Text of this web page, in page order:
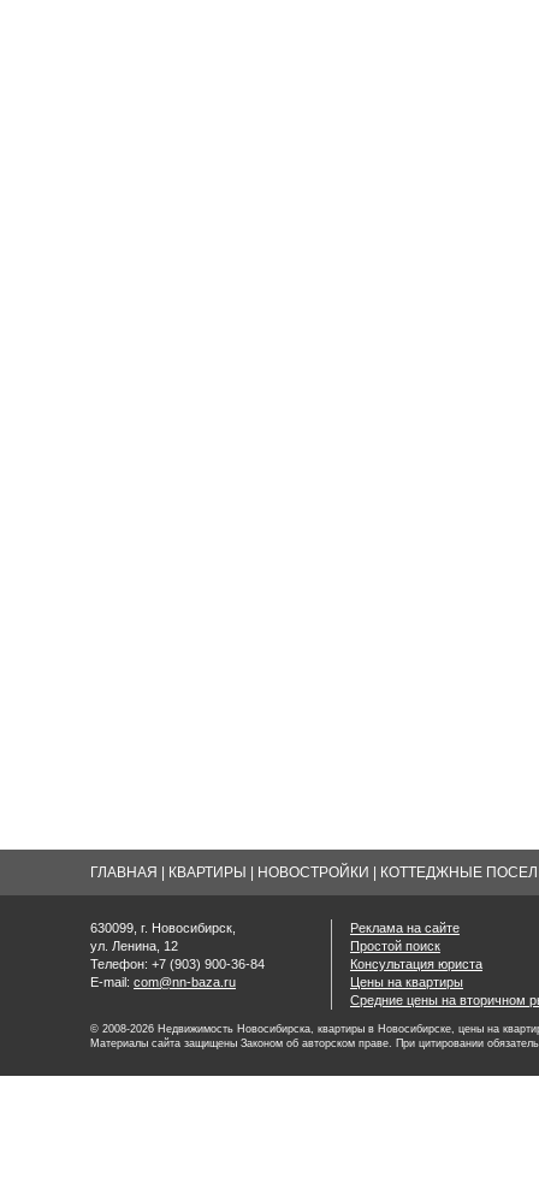
ГЛАВНАЯ КВАРТИРЫ НОВОСТРОЙКИ КОТТЕДЖНЫЕ
630099, г. Новосибирск,
ул. Ленина, 12
Телефон: +7 (903) 900-36-84
E-mail: com@nn-baza.ru
Реклама на сайте
Простой поиск
Консультация юриста
Цены на квартиры
Средние цены на вторичном
© 2008-2026 Недвижимость Новосибирска, квартиры в Новосибирске, цены на
Материалы сайта защищены Законом об авторском праве. При цитировании